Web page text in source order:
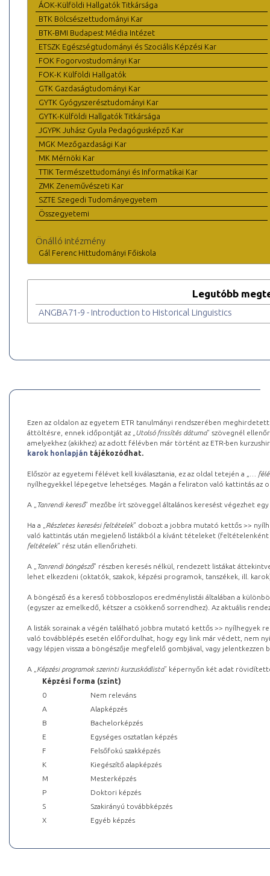
ÁOK-Külföldi Hallgatók Titkársága
BTK Bölcsészettudományi Kar
BTK-BMI Budapest Média Intézet
ETSZK Egészségtudományi és Szociális Képzési Kar
FOK Fogorvostudományi Kar
FOK-K Külföldi Hallgatók
GTK Gazdaságtudományi Kar
GYTK Gyógyszerésztudományi Kar
GYTK-Külföldi Hallgatók Titkársága
JGYPK Juhász Gyula Pedagógusképző Kar
MGK Mezőgazdasági Kar
MK Mérnöki Kar
TTIK Természettudományi és Informatikai Kar
ZMK Zeneművészeti Kar
SZTE Szegedi Tudományegyetem
Összegyetemi
Önálló intézmény
Gál Ferenc Hittudományi Főiskola
Legutóbb
ANGBA71-9 - Introduction to Historical Linguistics
Ezen az oldalon az egyetem ETR tanulmányi rendszerében
áttöltésre, ennek időpontját az „ Utolsó frissítés dátuma” szövegnél
amelyekhez (akikhez) az adott félévben már történt az ETR-ben
karok honlapján tájékozódhat.
Először az egyetemi félévet kell kiválasztania, ez az oldal tetején a „
…
nyílhegyekkel lépegetve lehetséges. Magán a feliraton való kattintás az
A „ Tanrendi kereső” mezőbe írt szöveggel általános keresést végezhet
Ha a „ Részletes keresési feltételek” dobozt a jobbra mutató kettős >>
való kattintás után megjelenő listákból a kívánt tételeket (feltételenként
feltételek” rész után ellenőrizheti.
A „ Tanrendi böngésző” részben keresés nélkül, rendezett listákat
lehet elkezdeni (oktatók, szakok, képzési programok, tanszékek, ill.
A böngésző és a kereső többoszlopos eredménylistái általában a
(egyszer az emelkedő, kétszer a csökkenő sorrendhez). Az aktuális
A listák sorainak a végén található jobbra mutató kettős >> nyílhegyek
való továbblépés esetén előfordulhat, hogy egy link már védett, nem
vagy lépjen vissza a böngészője megfelelő gombjával, vagy
A „ Képzési programok szerinti kurzuskódlista” képernyőn két adat
Képzési forma (szint)
0
Nem releváns
A
Alapképzés
B
Bachelorképzés
E
Egységes osztatlan képzés
F
Felsőfokú szakképzés
K
Kiegészítő alapképzés
M
Mesterképzés
P
Doktori képzés
S
Szakirányú továbbképzés
X
Egyéb képzés